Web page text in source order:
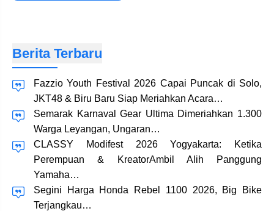
Berita Terbaru
Fazzio Youth Festival 2026 Capai Puncak di Solo,
JKT48 & Biru Baru Siap Meriahkan Acara…
Semarak Karnaval Gear Ultima Dimeriahkan 1.300
Warga Leyangan, Ungaran…
CLASSY Modifest 2026 Yogyakarta: Ketika
Perempuan & KreatorAmbil Alih Panggung
Yamaha…
Segini Harga Honda Rebel 1100 2026, Big Bike
Terjangkau…